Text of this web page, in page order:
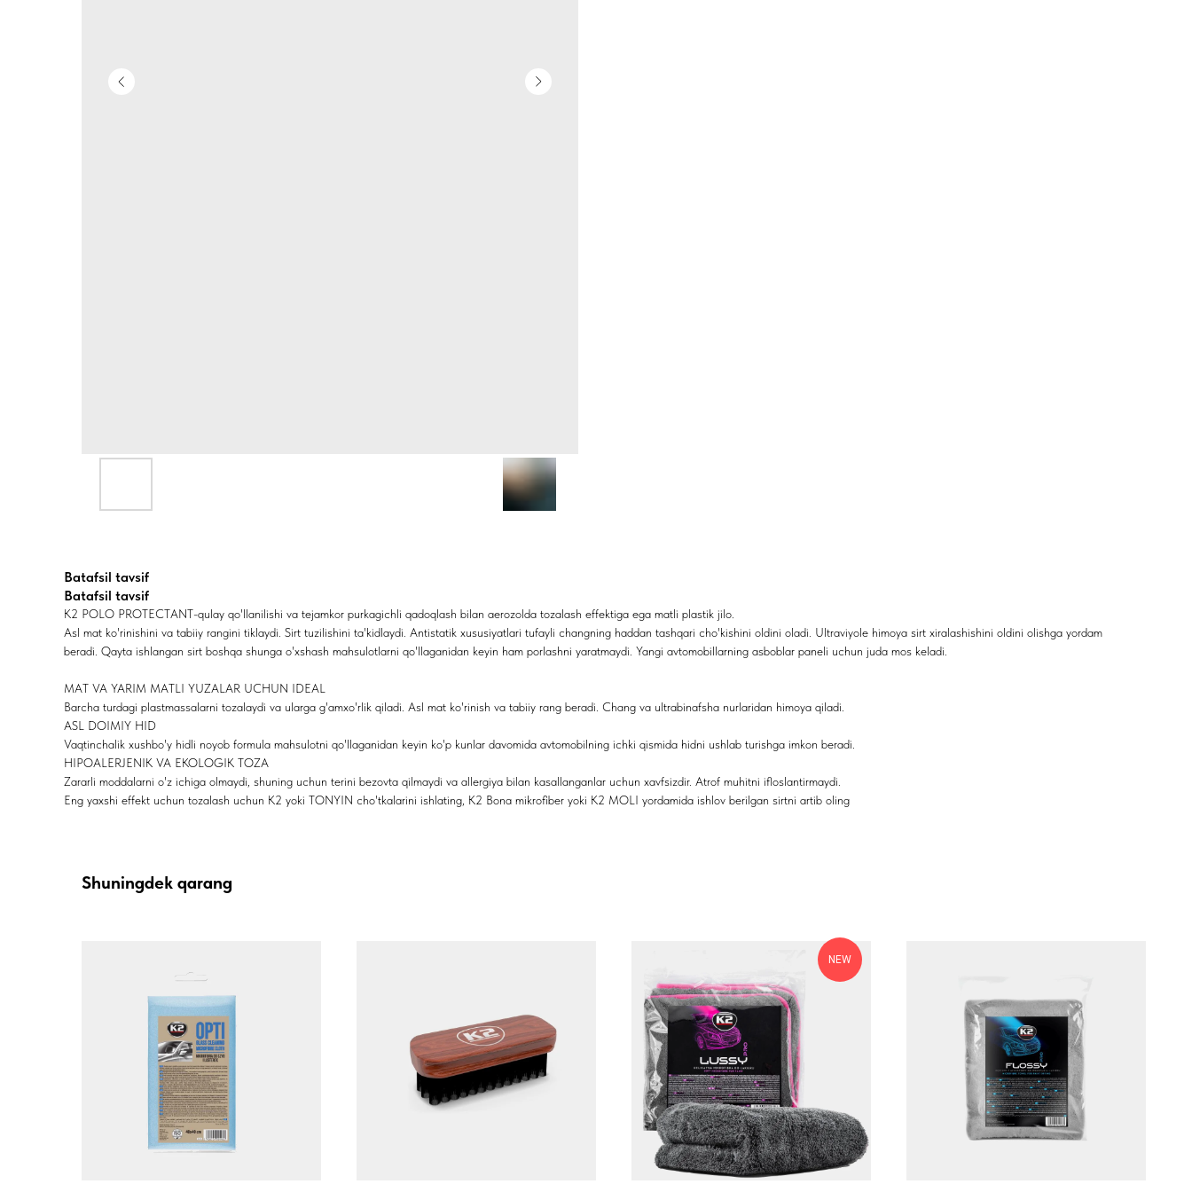
Batafsil tavsif
Batafsil tavsif
K2 POLO PROTECTANT-qulay qo'llanilishi va tejamkor purkagichli qadoqlash bilan aerozolda tozalash effektiga ega matli plastik jilo.
Asl mat ko'rinishini va tabiiy rangini tiklaydi. Sirt tuzilishini ta'kidlaydi. Antistatik xususiyatlari tufayli changning haddan tashqari cho'kishini oldini oladi. Ultraviyole himoya sirt xiralashishini oldini olishga yordam
beradi. Qayta ishlangan sirt boshqa shunga o'xshash mahsulotlarni qo'llaganidan keyin ham porlashni yaratmaydi. Yangi avtomobillarning asboblar paneli uchun juda mos keladi.
MAT VA YARIM MATLI YUZALAR UCHUN IDEAL
Barcha turdagi plastmassalarni tozalaydi va ularga g'amxo'rlik qiladi. Asl mat ko'rinish va tabiiy rang beradi. Chang va ultrabinafsha nurlaridan himoya qiladi.
ASL DOIMIY HID
Vaqtinchalik xushbo'y hidli noyob formula mahsulotni qo'llaganidan keyin ko'p kunlar davomida avtomobilning ichki qismida hidni ushlab turishga imkon beradi.
HIPOALERJENIK VA EKOLOGIK TOZA
Zararli moddalarni o'z ichiga olmaydi, shuning uchun terini bezovta qilmaydi va allergiya bilan kasallanganlar uchun xavfsizdir. Atrof muhitni ifloslantirmaydi.
Eng yaxshi effekt uchun tozalash uchun K2 yoki TONYIN cho'tkalarini ishlating, K2 Bona mikrofiber yoki K2 MOLI yordamida ishlov berilgan sirtni artib oling
Shuningdek qarang
NEW